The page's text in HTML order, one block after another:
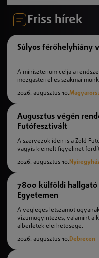
Friss hírek
Súlyos férőhelyhiány
A minisztérium célja a
mozgástérrel és szakmai
2026. augusztus 10.
Augusztus végén
Futófesztivált
A szervezők idén is a Zöld
vagyis kiemelt figyelmet
2026. augusztus 10.
7800 külföldi hallgató
Egyetemen
A végleges létszámot
vízumügyintézés, valamint a
albérletek elérhetősége.
2026. augusztus 10.Debrecen